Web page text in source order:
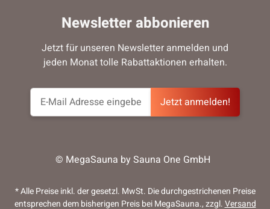
Newsletter abbonieren
Jetzt anmelden!
Jetzt für unseren Newsletter anmelden und
jeden Monat tolle Rabattaktionen erhalten.
© MegaSauna by Sauna One GmbH
* Alle Preise inkl. der gesetzl. MwSt. Die durchgestrichenen Preise
entsprechen dem bisherigen Preis bei MegaSauna., zzgl.Versand